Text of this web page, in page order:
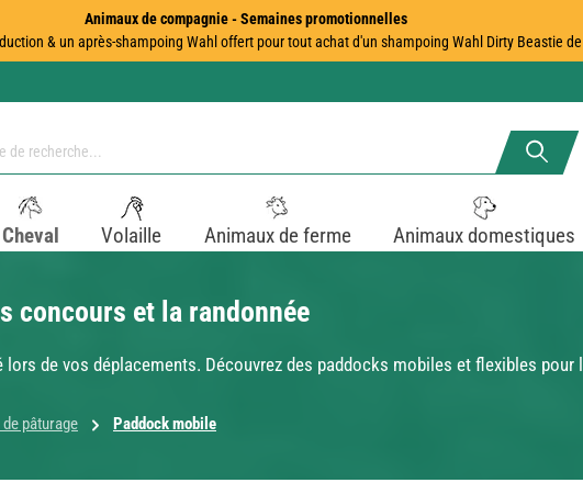
Animaux de compagnie - Semaines promotionnelles
& un après-shampoing Wahl offert pour tout achat d'un shampoing Wahl Dirty Beastie
Cheval Volaille Animaux de ferme Animaux domestiques
concours et la randonnée
de vos déplacements. Découvrez des paddocks mobiles et flexibles
pâturage Paddock mobile